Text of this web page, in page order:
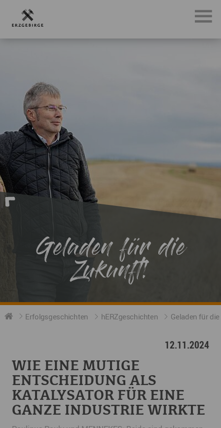
Geladen für die
Zukunft!
Erfolgsgeschichten hERZgeschichten Geladen für
12.11.2024
WIE EINE MUTIGE
ENTSCHEIDUNG ALS
KATALYSATOR FÜR EINE
GANZE INDUSTRIE WIRKTE